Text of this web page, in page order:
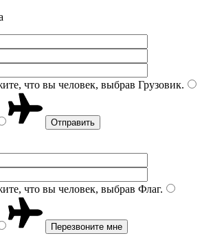
что вы человек, выбрав Грузовик.
что вы человек, выбрав Флаг.